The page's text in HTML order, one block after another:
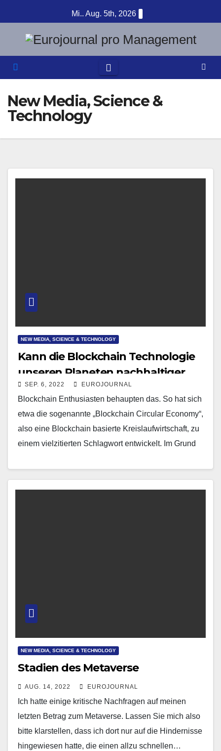
Inhalt
springen
Mi.. Aug. 5th, 2026
New Media, Science &
Technology
NEW MEDIA, SCIENCE & TECHNOLOGY
Kann die Blockchain Technologie
unseren Planeten nachhaltiger
machen?
SEP. 6, 2022 EUROJOURNAL
Blockchain Enthusiasten behaupten das. So hat sich
etwa die sogenannte „Blockchain Circular Economy“,
also eine Blockchain basierte Kreislaufwirtschaft, zu
einem vielzitierten Schlagwort entwickelt. Im Grund
NEW MEDIA, SCIENCE & TECHNOLOGY
Stadien des Metaverse
AUG. 14, 2022 EUROJOURNAL
Ich hatte einige kritische Nachfragen auf meinen
letzten Betrag zum Metaverse. Lassen Sie mich also
bitte klarstellen, dass ich dort nur auf die Hindernisse
hingewiesen hatte, die einen allzu schnellen…